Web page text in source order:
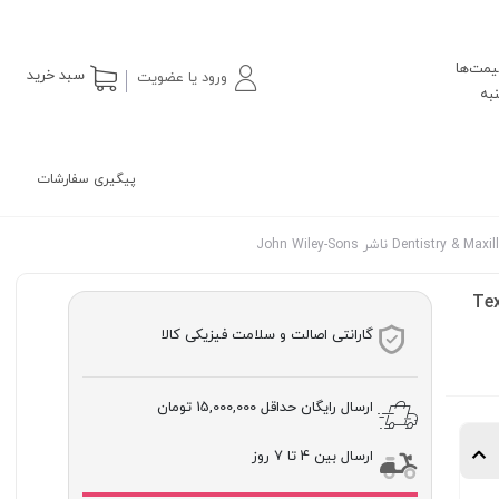
ورود یا عضویت سبد خرید
پیگیری سفارشات
گارانتی اصالت و سلامت فیزیکی کالا
ارسال رایگان حداقل 15,000,000 تومان
ارسال بین 4 تا 7 روز